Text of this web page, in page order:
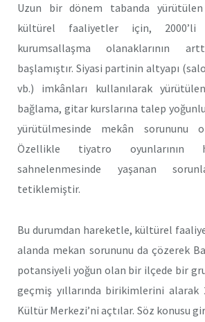
Uzun bir dönem tabanda
kültürel faaliyetler için, 2000’li
kurumsallaşma olanaklarının
başlamıştır. Siyasi partinin altyapı
vb.) imkânları kullanılarak
bağlama, gitar kurslarına talep
yürütülmesinde mekân sorununu
Özellikle tiyatro oyunlarının
sahnelenmesinde yaşanan
tetiklemiştir.
Bu durumdan hareketle, kültürel
alanda mekan sorununu da çözerek
potansiyeli yoğun olan bir ilçede bir
geçmiş yıllarında birikimlerini alarak
Kültür Merkezi’ni açtılar. Söz konusu